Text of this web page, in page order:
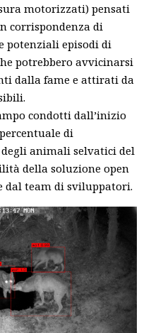
motorizzati) pensati
corrispondenza di
potenziali episodi di
potrebbero avvicinarsi
dalla fame e attirati da
condotti dall’inizio
di
animali selvatici del
della soluzione open
dal team di sviluppatori.